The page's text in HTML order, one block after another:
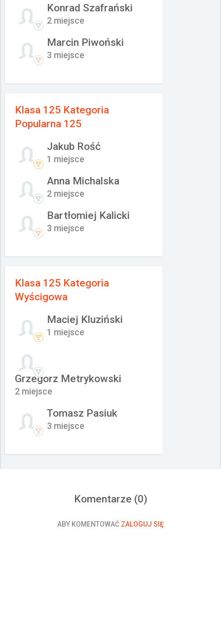
Konrad Szafrański
2 miejsce
Marcin Piwoński
3 miejsce
Klasa 125 Kategoria
Popularna 125
Jakub Rość
1 miejsce
Anna Michalska
2 miejsce
Bartłomiej Kalicki
3 miejsce
Klasa 125 Kategoria
Wyścigowa
Maciej Kluziński
1 miejsce
Grzegorz Metrykowski
2 miejsce
Tomasz Pasiuk
3 miejsce
Komentarze (0)
ABY KOMENTOWAĆ ZALOGUJ SIĘ